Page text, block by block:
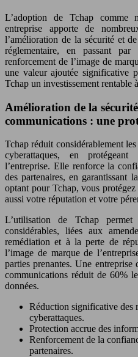
L’adoption de Tchap comme
entreprise apporte de
l’amélioration de la sécurité et
réglementaire, en passant
renforcement de l’image de
une valeur ajoutée significative
Tchap un investissement rentable
Amélioration de la
communications : une
Tchap réduit considérablement
cyberattaques, en
l’entreprise. Elle renforce la
des partenaires, en garantissant
optant pour Tchap, vous
aussi votre réputation et votre
L’utilisation de Tchap permet
considérables, liées aux
remédiation et à la perte de
l’image de marque de
parties prenantes. Une
communications réduit de 60%
données.
Réduction significative des
cyberattaques.
Protection accrue des
Renforcement de la
partenaires.